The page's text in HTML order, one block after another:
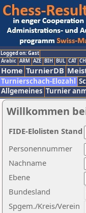
Logged on: Gast
Arabic ARM AZE BIH BUL CAT
Home TurnierDB
Turnierschach-Elozahl
Allgemeines Turnier
Willkommen
Nachname
Ebene
Personennummer
Bundesland
Spgem./Kreis/Verein
FIDE-Elolisten Stand